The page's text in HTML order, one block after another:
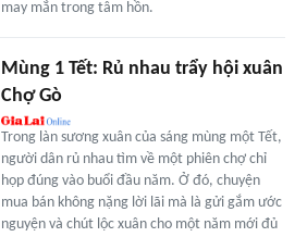
may mắn trong tâm hồn.
Mùng 1 Tết: Rủ nhau trẩy hội xuân
Chợ Gò
Trong làn sương xuân của sáng mùng một Tết,
người dân rủ nhau tìm về một phiên chợ chỉ
họp đúng vào buổi đầu năm. Ở đó, chuyện
mua bán không nặng lời lãi mà là gửi gắm ước
nguyện và chút lộc xuân cho một năm mới đủ